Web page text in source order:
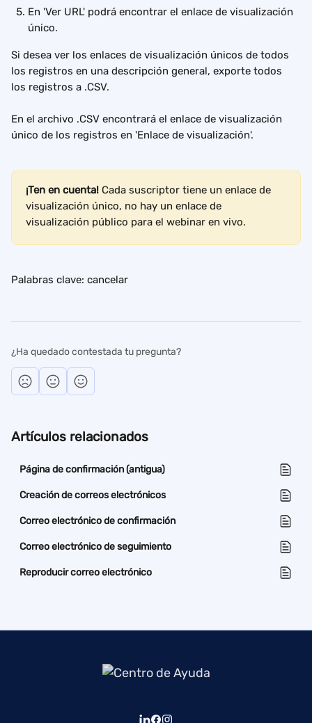
En 'Ver URL' podrá encontrar el enlace de visualización
único.
Si desea ver los enlaces de visualización únicos de todos
los registros en una descripción general, exporte todos
los registros a .CSV.
En el archivo .CSV encontrará el enlace de visualización
único de los registros en 'Enlace de visualización'.
¡Ten en cuenta! Cada suscriptor tiene un enlace de
visualización único, no hay un enlace de
visualización público para el webinar en vivo.
Palabras clave: cancelar
¿Ha quedado contestada tu pregunta?
Artículos relacionados
Página de confirmación (antigua)
Creación de correos electrónicos
Correo electrónico de confirmación
Correo electrónico de seguimiento
Reproducir correo electrónico